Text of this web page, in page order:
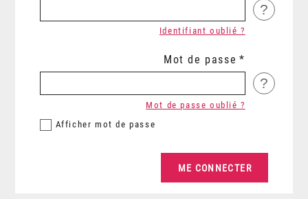
?
Identifiant oublié ?
Mot de passe
?
Afficher mot de passe
Mot de passe oublié ?